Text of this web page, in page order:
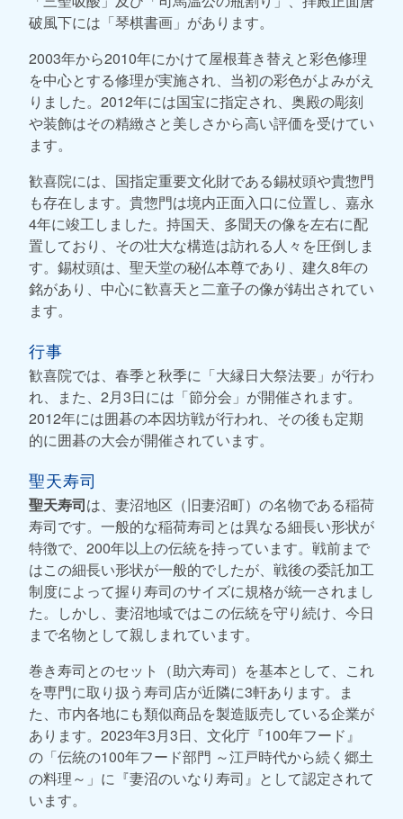
破風下には「琴棋書画」があります。
2003年から2010年にかけて屋根葺き替えと彩色修理
を中心とする修理が実施され、当初の彩色がよみがえ
りました。2012年には国宝に指定され、奥殿の彫刻
や装飾はその精緻さと美しさから高い評価を受けてい
ます。
歓喜院には、国指定重要文化財である錫杖頭や貴惣門
も存在します。貴惣門は境内正面入口に位置し、嘉永
4年に竣工しました。持国天、多聞天の像を左右に配
置しており、その壮大な構造は訪れる人々を圧倒しま
す。錫杖頭は、聖天堂の秘仏本尊であり、建久8年の
銘があり、中心に歓喜天と二童子の像が鋳出されてい
ます。
行事
歓喜院では、春季と秋季に「大縁日大祭法要」が行わ
れ、また、2月3日には「節分会」が開催されます。
2012年には囲碁の本因坊戦が行われ、その後も定期
的に囲碁の大会が開催されています。
聖天寿司
聖天寿司は、妻沼地区（旧妻沼町）の名物である稲荷
寿司です。一般的な稲荷寿司とは異なる細長い形状が
特徴で、200年以上の伝統を持っています。戦前まで
はこの細長い形状が一般的でしたが、戦後の委託加工
制度によって握り寿司のサイズに規格が統一されまし
た。しかし、妻沼地域ではこの伝統を守り続け、今日
まで名物として親しまれています。
巻き寿司とのセット（助六寿司）を基本として、これ
を専門に取り扱う寿司店が近隣に3軒あります。ま
た、市内各地にも類似商品を製造販売している企業が
あります。2023年3月3日、文化庁『100年フード』
の「伝統の100年フード部門 ～江戸時代から続く郷土
の料理～」に『妻沼のいなり寿司』として認定されて
います。